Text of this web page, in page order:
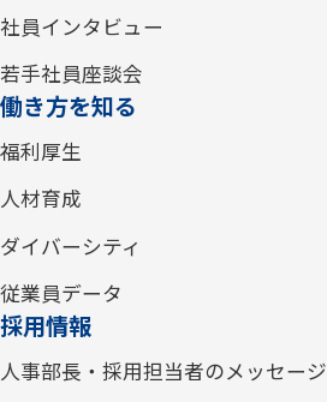
社員インタビュー
若手社員座談会
働き方を知る
福利厚生
人材育成
ダイバーシティ
従業員データ
採用情報
人事部長・採用担当者のメッセージ